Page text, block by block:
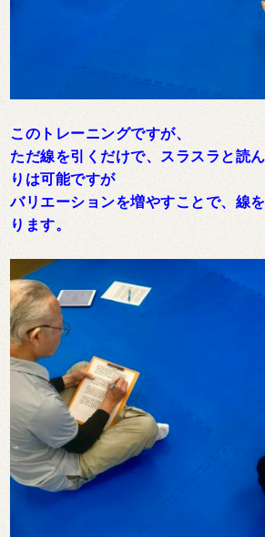
このトレーニングですが、
ただ線を引くだけで、スラスラと読
りは可能ですが
バリエーションを増やすことで、線
ります。